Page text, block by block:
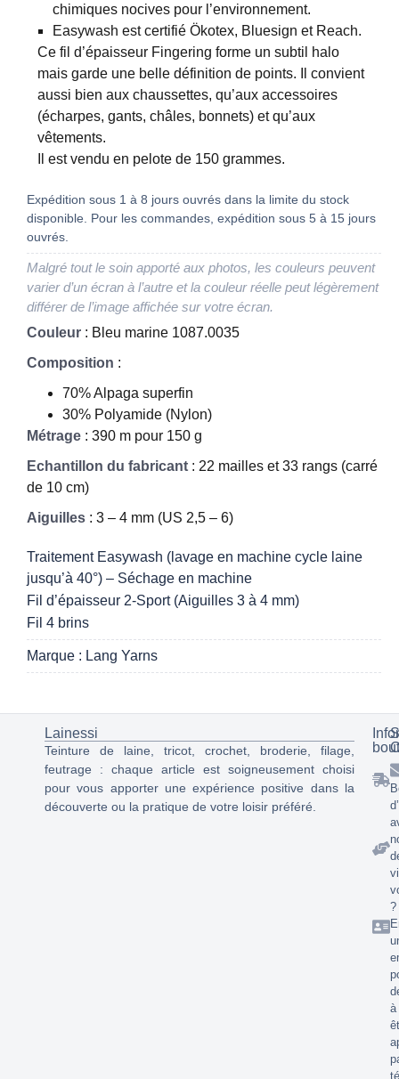
chimiques nocives pour l’environnement.
Easywash est certifié Ökotex, Bluesign et Reach.
Ce fil d’épaisseur Fingering forme un subtil halo
mais garde une belle définition de points. Il convient
aussi bien aux chaussettes, qu’aux accessoires
(écharpes, gants, châles, bonnets) et qu’aux
vêtements.
Il est vendu en pelote de 150 grammes.
Expédition sous 1 à 8 jours ouvrés dans la limite du stock
disponible. Pour les commandes, expédition sous 5 à 15 jours
ouvrés.
Malgré tout le soin apporté aux photos, les couleurs peuvent
varier d’un écran à l’autre et la couleur réelle peut légèrement
différer de l’image affichée sur votre écran.
Couleur : Bleu marine 1087.0035
Composition :
70% Alpaga superfin
30% Polyamide (Nylon)
Métrage : 390 m pour 150 g
Echantillon du fabricant : 22 mailles et 33 rangs (carré
de 10 cm)
Aiguilles : 3 – 4 mm (US 2,5 – 6)
Traitement Easywash (lavage en machine cycle laine
jusqu’à 40°) – Séchage en machine
Fil d’épaisseur 2-Sport (Aiguilles 3 à 4 mm)
Fil 4 brins
Marque : Lang Yarns
Lainessi
Teinture de laine, tricot, crochet, broderie, filage,
feutrage : chaque article est soigneusement choisi
pour vous apporter une expérience positive dans la
découverte ou la pratique de votre loisir préféré.
?
à